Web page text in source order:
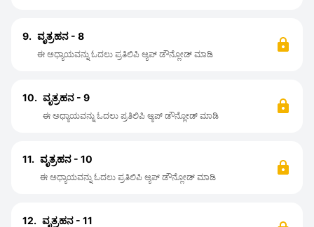
9. ವೃತ್ರಹನ - 8
ಈ ಅಧ್ಯಾಯವನ್ನು ಓದಲು ಪ್ರತಿಲಿಪಿ ಆ್ಯಪ್ ಡೌನ್ಲೋಡ್ ಮಾಡಿ
10. ವೃತ್ರಹನ - 9
ಈ ಅಧ್ಯಾಯವನ್ನು ಓದಲು ಪ್ರತಿಲಿಪಿ ಆ್ಯಪ್ ಡೌನ್ಲೋಡ್ ಮಾಡಿ
11. ವೃತ್ರಹನ - 10
ಈ ಅಧ್ಯಾಯವನ್ನು ಓದಲು ಪ್ರತಿಲಿಪಿ ಆ್ಯಪ್ ಡೌನ್ಲೋಡ್ ಮಾಡಿ
12. ವೃತ್ರಹನ - 11